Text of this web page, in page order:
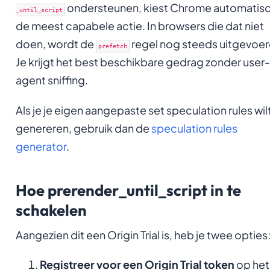
_until_script ondersteunen, kiest Chrome
de meest capabele actie. In browsers die dat niet
doen, wordt de
prefetch regel nog steeds
Je krijgt het best beschikbare gedrag zonder user-
agent sniffing.
Als je je eigen aangepaste set speculation rules
genereren, gebruik dan de speculation rules
generator.
Hoe prerender_until_script in te
schakelen
Aangezien dit een Origin Trial is, heb je twee opties:
Registreer voor een Origin Trial token op het